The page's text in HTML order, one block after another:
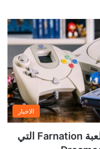
الاخبار
ظهور عدة فيديوهات للعبة Farnation التي